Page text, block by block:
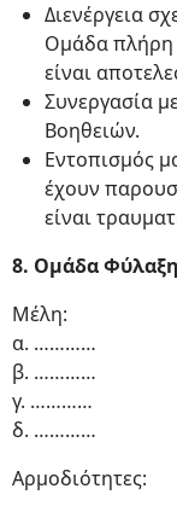
Διενέργεια
Ομάδα πλήρη
είναι
Συνεργασία
Βοηθειών.
Εντοπισμός
έχουν
είναι
8. Ομάδα
Μέλη:
α. …………
β. …………
γ. …………
δ. …………
Αρμοδιότητες: